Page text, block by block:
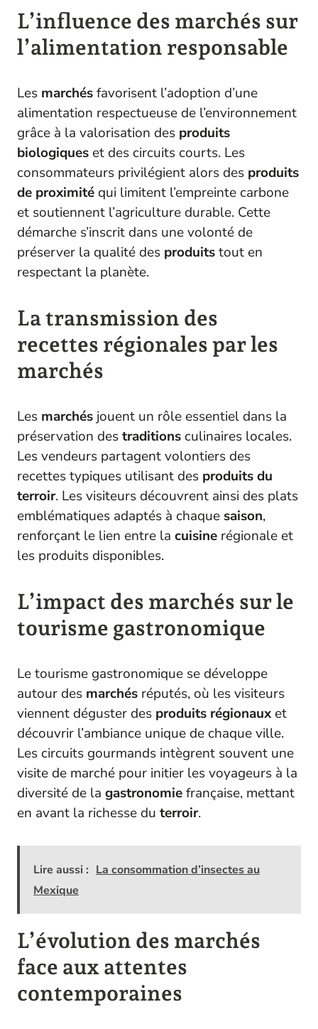
L’influence des marchés sur
l’alimentation responsable
Les marchésfavorisent l’adoption d’une
alimentation respectueuse de l’environnement
grâce à la valorisation des produits
biologiques et des circuits courts. Les
consommateurs privilégient alors des produits
de proximité qui limitent l’empreinte carbone
et soutiennent l’agriculture durable. Cette
démarche s’inscrit dans une volonté de
préserver la qualité des produitstout en
respectant la planète.
La transmission des
recettes régionales par les
marchés
Les marchés jouent un rôle essentiel dans la
préservation destraditions culinaires locales.
Les vendeurs partagent volontiers des
recettes typiques utilisant des produits du
terroir. Les visiteurs découvrent ainsi des plats
emblématiques adaptés à chaque saison,
renforçant le lien entre la cuisine régionale et
les produits disponibles.
L’impact des marchés sur le
tourisme gastronomique
Le tourisme gastronomique se développe
autour des marchés réputés, où les visiteurs
viennent déguster des produits régionauxet
découvrir l’ambiance unique de chaque ville.
Les circuits gourmands intègrent souvent une
visite de marché pour initier les voyageurs à la
diversité de la gastronomiefrançaise, mettant
en avant la richesse du terroir.
Lire aussi : La consommation d’insectes au
Mexique
L’évolution des marchés
face aux attentes
contemporaines